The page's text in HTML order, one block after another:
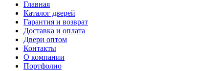
Главная
Каталог дверей
Гарантия и возврат
Доставка и оплата
Двери оптом
Контакты
О компании
Портфолио